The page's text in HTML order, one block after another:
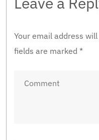
Your email address
fields are marked *